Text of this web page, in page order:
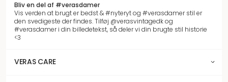
Bliv en del af #verasdamer
Vis verden at brugt er bedst & #nyteryt og #verasdamer stil er
den svedigeste der findes. Tilføj @verasvintagedk og
#verasdamer i din billedetekst, så deler vi din brugte stil historie
<3
VERAS CARE